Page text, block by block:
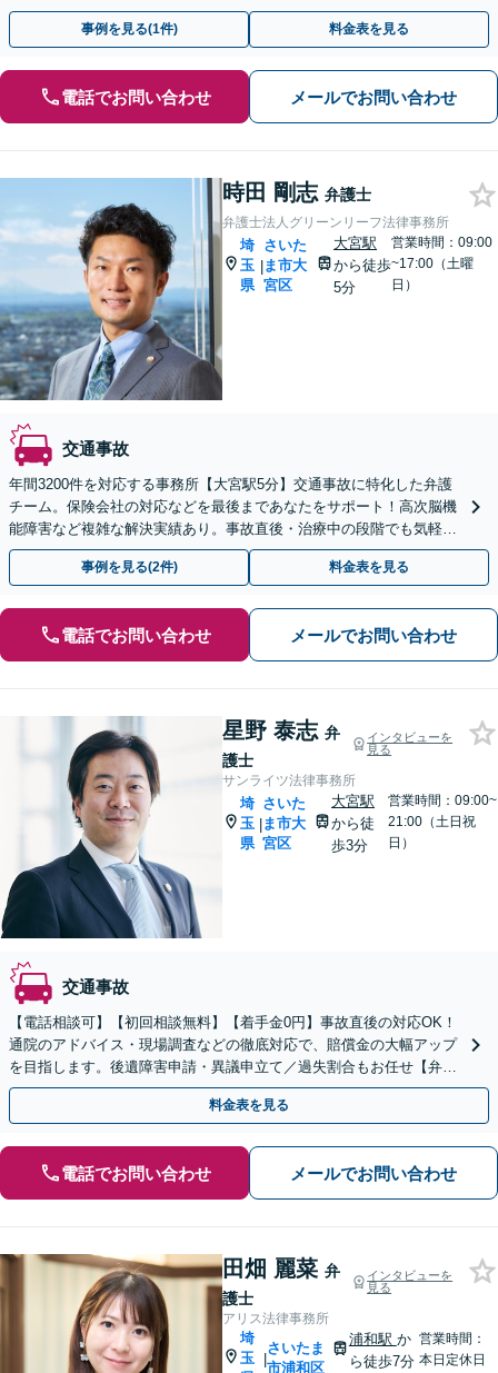
羅。万が一訴訟に進む場合も万全の体制で取り組みます。
事例を見る(1件) 料金表を見る
電話でお問い合わせ メールでお問い合わせ
時田 剛志 弁護士
弁護士法人グリーンリーフ法律事務所
埼
玉
県
|
さいた
ま市大
宮区
大宮駅
から徒歩
5分
営業時間：09:00
~17:00（土曜
日）
交通事故
年間3200件を対応する事務所【大宮駅5分】交通事故に特化した弁護
チーム。保険会社の対応などを最後まであなたをサポート！高次脳機
能障害など複雑な解決実績あり。事故直後・治療中の段階でも気軽に
ご相談ください【休日・夜間対応可】
事例を見る(2件) 料金表を見る
電話でお問い合わせ メールでお問い合わせ
星野 泰志 弁
護士
インタビューを
見る
サンライツ法律事務所
埼
玉
県
|
さいた
ま市大
宮区
大宮駅
から徒
歩3分
営業時間：09:00~
21:00（土日祝
日）
交通事故
【電話相談可】【初回相談無料】【着手金0円】事故直後の対応OK！
通院のアドバイス・現場調査などの徹底対応で、賠償金の大幅アップ
を目指します。後遺障害申請・異議申立て／過失割合もお任せ【弁護
士特約利用可】【完全個室】【大宮駅3分】
料金表を見る
電話でお問い合わせ メールでお問い合わせ
田畑 麗菜 弁
護士
インタビューを
見る
アリス法律事務所
埼
玉 |
さいたま
市浦和区
浦和駅 か
ら徒歩7分
営業時間：
本日定休日